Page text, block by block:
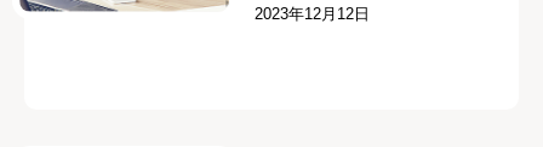
2023年12月12日